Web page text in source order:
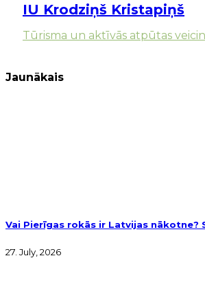
IU Krodziņš Kristapiņš
Tūrisma un aktīvās atpūtas
Jaunākais
Vai Pierīgas rokās ir Latvijas
27. July, 2026